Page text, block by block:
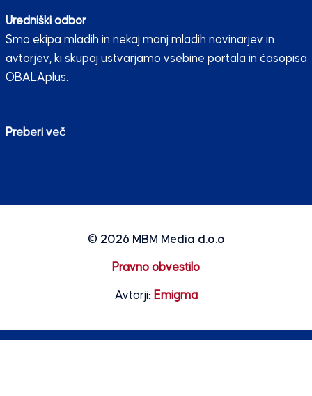
Uredniški odbor
Smo ekipa mladih in nekaj manj mladih novinarjev in
avtorjev, ki skupaj ustvarjamo vsebine portala in časopisa
OBALAplus.
Preberi več
© 2026 MBM Media d.o.o
Pravno obvestilo
Avtorji: Emigma